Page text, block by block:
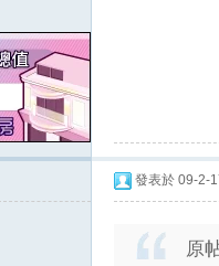
發表於 09-2-
原